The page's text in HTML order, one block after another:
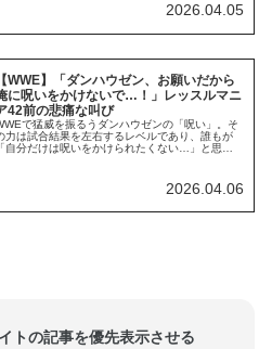
理由を明かしました。WWEでの仕事は、彼が理想
」ペースだったようです。動きが早すぎたん
2026.04.05
【WWE】「ダンハウゼン、お願いだから
に呪いをかけないで…！」レッスルマニ
42前の悲痛な叫び
で猛威を振るうダンハウゼンの「呪い」。そ
力は試合結果を左右するレベルであり、誰もが
「自分だけは呪いをかけられたくない…」と思っ
の何者でもありません。レッスルマニア42でWWE
インターコンチネンタル王座戦5wayラダーマッチ
2026.04.06
トの記事を優先表示させる